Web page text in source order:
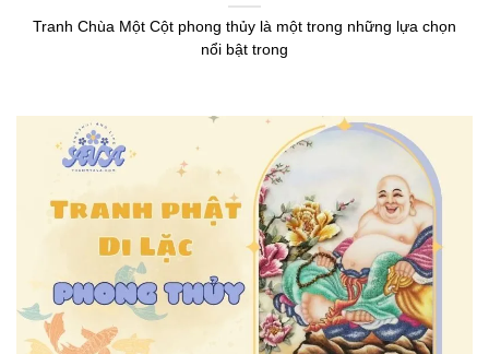
Tranh Chùa Một Cột phong thủy là một trong những lựa chọn
nổi bật trong